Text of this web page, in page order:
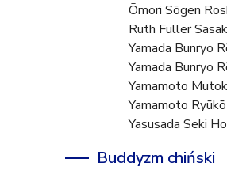
Ōmori Sōgen
Ruth Fuller
Yamada Bunryo
Yamada Bunryo
Yamamoto
Yamamoto
Yasusada Seki
Buddyzm chiński